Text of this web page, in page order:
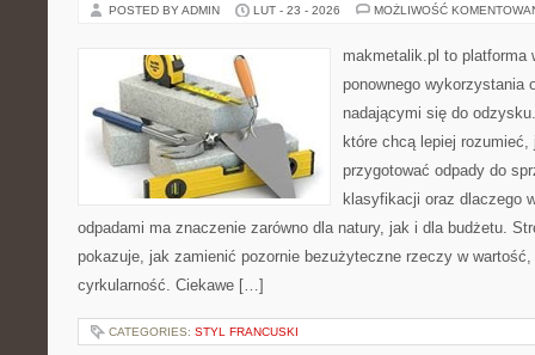
POSTED BY ADMIN LUT - 23 - 2026 MOŻLIWOŚĆ
makmetalik.pl to platforma
ponownego wykorzystania
nadającymi się do
które chcą lepiej rozumieć,
przygotować odpady do
klasyfikacji oraz dlaczego
odpadami ma znaczenie zarówno dla natury, jak i dla budżetu.
pokazuje, jak zamienić pozornie bezużyteczne rzeczy w
cyrkularność. Ciekawe […]
CATEGORIES: STYL FRANCUSKI